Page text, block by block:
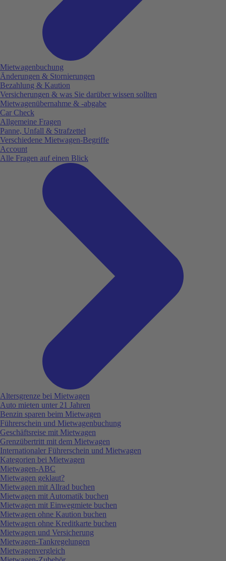
Mietwagenbuchung
Änderungen & Stornierungen
Bezahlung & Kaution
Versicherungen & was Sie darüber wissen sollten
Mietwagenübernahme & -abgabe
Car Check
Allgemeine Fragen
Panne, Unfall & Strafzettel
Verschiedene Mietwagen-Begriffe
Account
Alle Fragen auf einen Blick
Altersgrenze bei Mietwagen
Auto mieten unter 21 Jahren
Benzin sparen beim Mietwagen
Führerschein und Mietwagenbuchung
Geschäftsreise mit Mietwagen
Grenzübertritt mit dem Mietwagen
Internationaler Führerschein und Mietwagen
Kategorien bei Mietwagen
Mietwagen-ABC
Mietwagen geklaut?
Mietwagen mit Allrad buchen
Mietwagen mit Automatik buchen
Mietwagen mit Einwegmiete buchen
Mietwagen ohne Kaution buchen
Mietwagen ohne Kreditkarte buchen
Mietwagen und Versicherung
Mietwagen-Tankregelungen
Mietwagenvergleich